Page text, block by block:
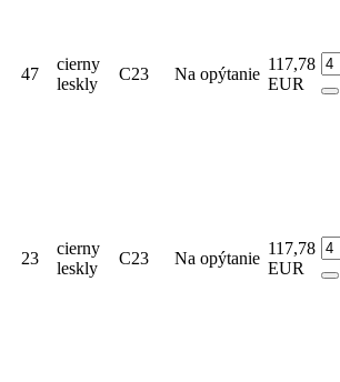
47
cierny
leskly
C23 Na opýtanie
117,78
EUR
23
cierny
leskly
C23 Na opýtanie
117,78
EUR